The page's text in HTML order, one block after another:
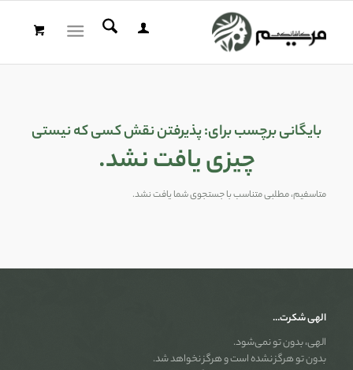
بایگانی برچسب برای:پذیرفتن نقش کسی که نیستی
چیزی یافت نشد.
متاسفیم، مطلبی متناسب با جستجوی شما یافت نشد.
الهی شکرت…
الهی، بدون تو نمی‌شود.
بدون تو هرگز نشده است و هرگز نخواهد شد.